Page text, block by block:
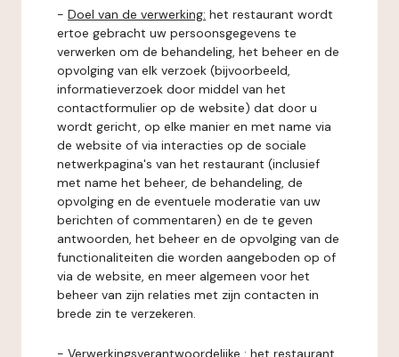
- Doel van de verwerking: het restaurant wordt
ertoe gebracht uw persoonsgegevens te
verwerken om de behandeling, het beheer en de
opvolging van elk verzoek (bijvoorbeeld,
informatieverzoek door middel van het
contactformulier op de website) dat door u
wordt gericht, op elke manier en met name via
de website of via interacties op de sociale
netwerkpagina's van het restaurant (inclusief
met name het beheer, de behandeling, de
opvolging en de eventuele moderatie van uw
berichten of commentaren) en de te geven
antwoorden, het beheer en de opvolging van de
functionaliteiten die worden aangeboden op of
via de website, en meer algemeen voor het
beheer van zijn relaties met zijn contacten in
brede zin te verzekeren.
- Verwerkingsverantwoordelijke : het restaurant.